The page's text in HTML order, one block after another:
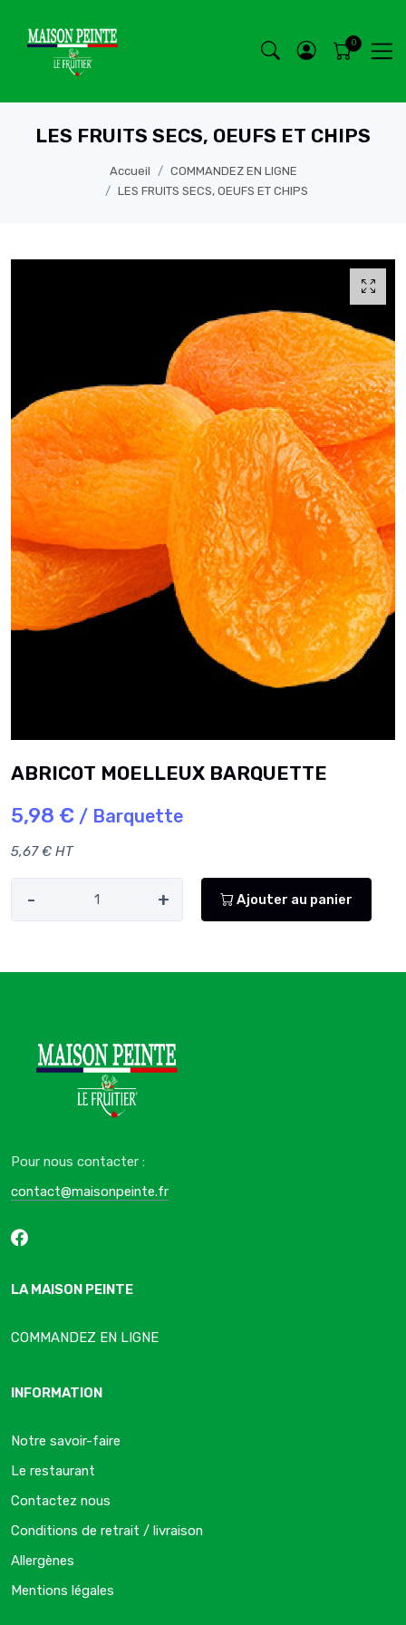
LES FRUITS SECS, OEUFS ET CHIPS
Accueil
COMMANDEZ EN LIGNE
LES FRUITS SECS, OEUFS ET CHIPS
ABRICOT MOELLEUX BARQUETTE
5,98 € / Barquette
5,67 € HT
- + Ajouter au panier
Pour nous contacter :
contact@maisonpeinte.fr
LA MAISON PEINTE
COMMANDEZ EN LIGNE
INFORMATION
Notre savoir-faire
Le restaurant
Contactez nous
Conditions de retrait / livraison
Allergènes
Mentions légales